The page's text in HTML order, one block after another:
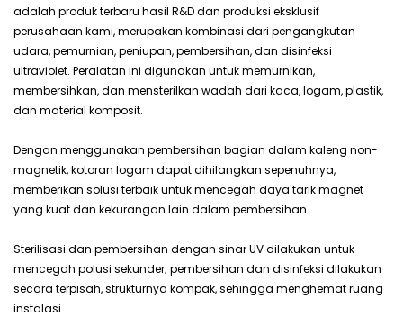
adalah produk terbaru hasil R&D dan produksi eksklusif
perusahaan kami, merupakan kombinasi dari pengangkutan
udara, pemurnian, peniupan, pembersihan, dan disinfeksi
ultraviolet. Peralatan ini digunakan untuk memurnikan,
membersihkan, dan mensterilkan wadah dari kaca, logam, plastik,
dan material komposit.
Dengan menggunakan pembersihan bagian dalam kaleng non-
magnetik, kotoran logam dapat dihilangkan sepenuhnya,
memberikan solusi terbaik untuk mencegah daya tarik magnet
yang kuat dan kekurangan lain dalam pembersihan.
Sterilisasi dan pembersihan dengan sinar UV dilakukan untuk
mencegah polusi sekunder; pembersihan dan disinfeksi dilakukan
secara terpisah, strukturnya kompak, sehingga menghemat ruang
instalasi.